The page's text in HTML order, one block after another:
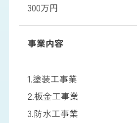
300万円
事業内容
1.塗装工事業
2.板金工事業
3.防水工事業